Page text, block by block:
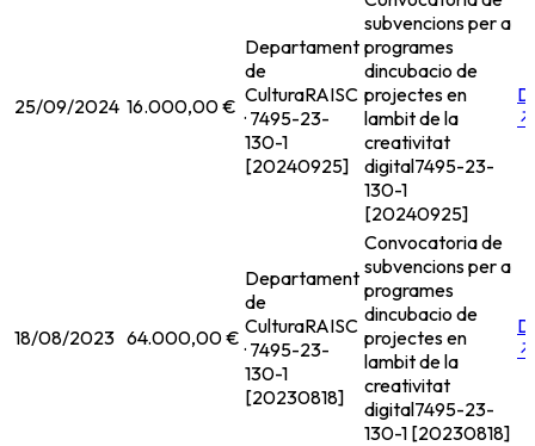
25/09/2024 16.000,00 €
Departament
de
CulturaRAISC
· 7495-23-
130-1
[20240925]
subvencions per a
programes
dincubacio de
projectes en
lambit de la
creativitat
digital7495-23-
130-1
[20240925]
↗
18/08/2023 64.000,00 €
Departament
de
CulturaRAISC
· 7495-23-
130-1
[20230818]
Convocatoria de
subvencions per a
programes
dincubacio de
projectes en
lambit de la
creativitat
digital7495-23-
130-1 [20230818]
↗